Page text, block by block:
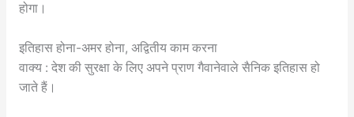
होगा।
इतिहास होना-अमर होना, अद्वितीय काम करना
वाक्य : देश की सुरक्षा के लिए अपने प्राण गैवानेवाले सैनिक इतिहास हो
जाते हैं।